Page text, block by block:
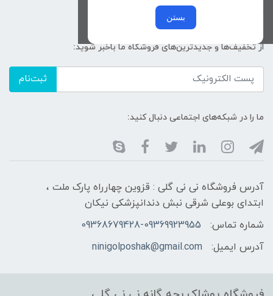
بستن
خرید عمده
از تخفیف‌ها و جدیدترین‌های فروشگاه ما باخبر شوید:
ثبت‌نام
ما را در شبکه‌های اجتماعی دنبال کنید:
آدرس فروشگاه نی نی گلی : قزوین چهارراه پارک ملت ،
ابتدای بوعلی شرقی نبش دندانپزشکی نیکان
شماره تماس:
09368679428-09369923955
آدرس ایمیل:
ninigolposhak@gmail.com